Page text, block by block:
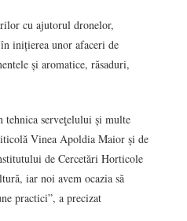
cu ajutorul dronelor,
inițierea unor afaceri de
și aromatice, răsaduri,
tehnica serveţelului și multe
Vinea Apoldia Maior și de
de Cercetări Horticole
iar noi avem ocazia să
practici”, a precizat